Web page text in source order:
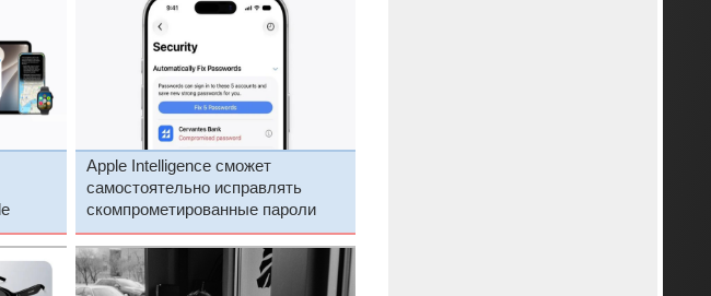
Apple Intelligence сможет
самостоятельно исправлять
скомпрометированные пароли